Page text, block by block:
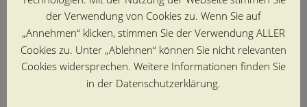
der Verwendung von Cookies zu. Wenn Sie auf
„Annehmen“ klicken, stimmen Sie der Verwendung ALLER
Cookies zu. Unter „Ablehnen“ können Sie nicht relevanten
Cookies widersprechen. Weitere Informationen finden Sie
in der Datenschutzerklärung.